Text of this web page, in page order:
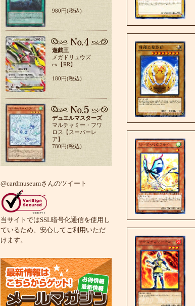
980円(税込)
遊戯王
メガドリュウズ
ex【RR】
180円(税込)
デュエルマスターズ
マルチャミー・フワ
ロス【スーパーレ
ア】
780円(税込)
@cardmuseumさんのツイート
当サイトではSSL暗号化通信を使用し
ているため、安心してご利用いただ
けます。